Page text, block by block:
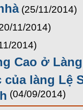
(25/11/2014)
11/2014)
2014)
Cao ở
làng Lệ
(04/09/2014)